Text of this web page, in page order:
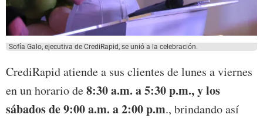
Sofía Galo, ejecutiva de CrediRapid, se unió a la celebración.
CrediRapid atiende a sus clientes de lunes a viernes
en un horario de8:30 a.m. a 5:30 p.m., y los
sábados de 9:00 a.m. a 2:00 p.m., brindando así